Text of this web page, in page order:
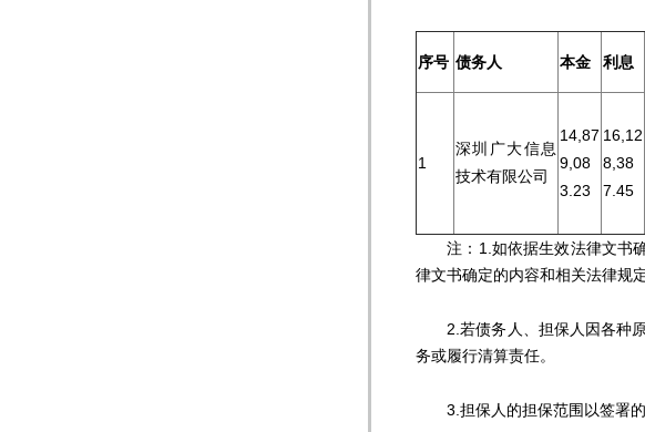
序号 债务人 本金 利息
1
深圳广大信息
技术有限公司
14,87
9,08
3.23
16,12
8,38
7.45
注：1.如依据生效法律文书确
律文书确定的内容和相关法律规
2.若债务人、担保人因各种原
务或履行清算责任。
3.担保人的担保范围以签署的